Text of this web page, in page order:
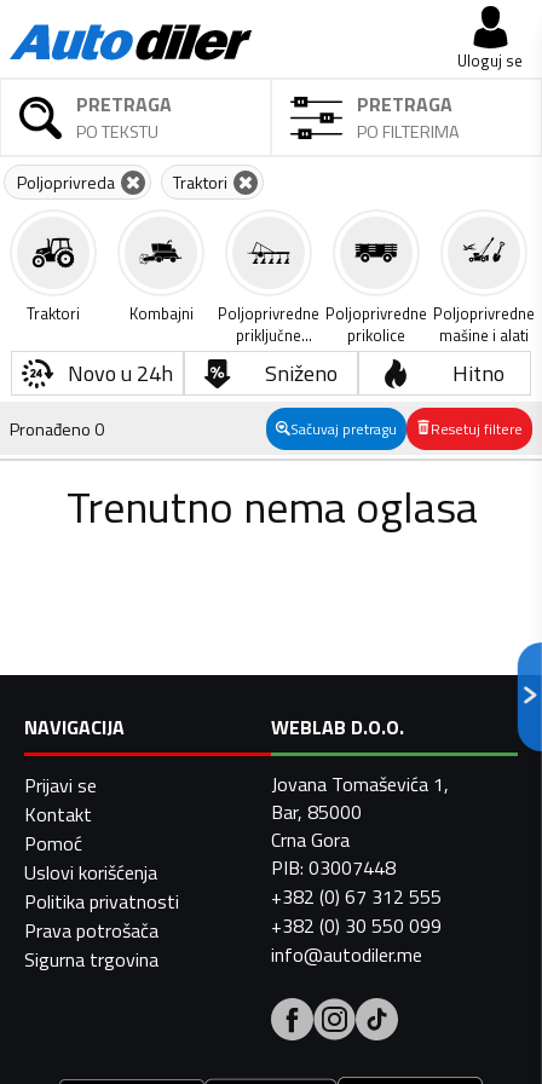
Uloguj se
PRETRAGA
PO TEKSTU
PRETRAGA
PO FILTERIMA
Poljoprivreda Traktori
Traktori Kombajni
Poljoprivredne
priključne
mašine
Poljoprivredne
prikolice
Poljoprivredne
mašine i alati
Novo u 24h Sniženo Hitno
Pronađeno0 Sačuvaj pretragu Resetuj filtere
Trenutno nema oglasa
NAVIGACIJA
Prijavi se
Kontakt
Pomoć
Uslovi korišćenja
Politika privatnosti
Prava potrošača
Sigurna trgovina
WEBLAB D.O.O.
Jovana Tomaševića 1,
Bar, 85000
Crna Gora
PIB: 03007448
+382 (0) 67 312 555
+382 (0) 30 550 099
info@autodiler.me